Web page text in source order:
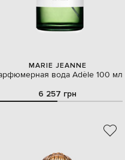
MARIE JEANNE
вода Adèle 100 мл
6 257 грн